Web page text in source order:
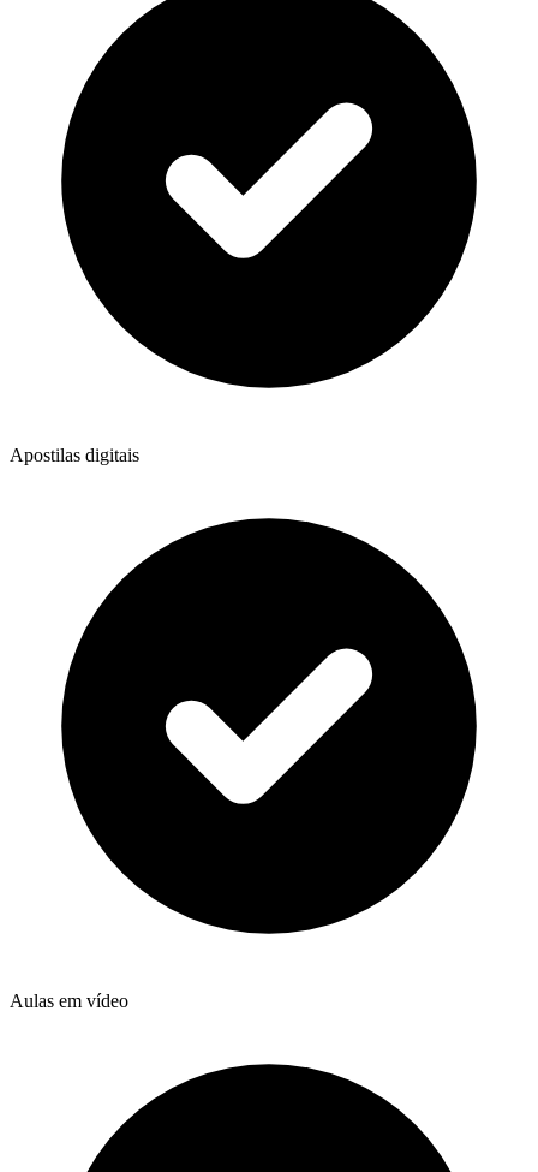
Apostilas digitais
Aulas em vídeo